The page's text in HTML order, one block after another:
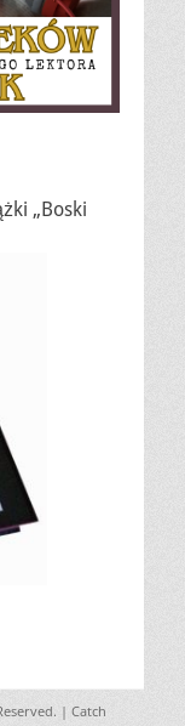
„Boski
| Catch